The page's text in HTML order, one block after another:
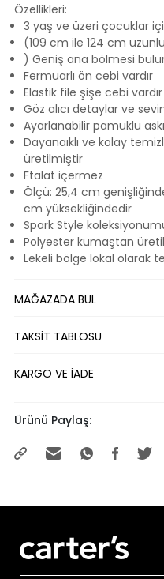
Özellikleri:
3 yaş ve üzeri çocuklar
(109 cm ile 124 cm
) Geniş ana bölmesi
Fermuarlı ön cebi vardır
Elastik file şişe cebi vardır
Göz alıcı detaylar ve
Ayarlanabilir pamuklu
Dayanaıklı ve kolay
üretilmiştir
Ftalat içermez
Ölçü: 25,4 cm
cm yüksekliğindedir
Spark Style
Polyester kumaştan
Lekeli bölge lokal olarak
MAĞAZADA BUL
TAKSİT TABLOSU
KARGO VE İADE
Ürünü Paylaş: